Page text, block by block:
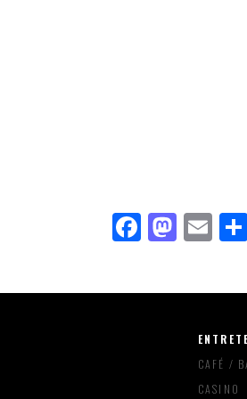
FacebookEmail
CAFÉ /
CASINO